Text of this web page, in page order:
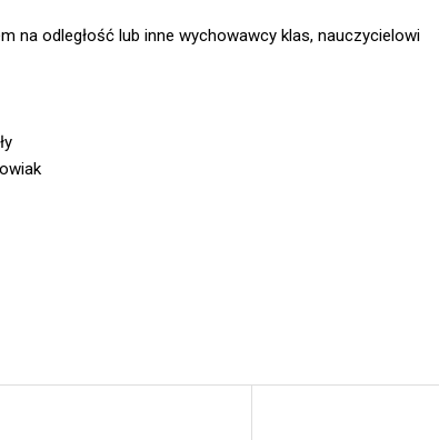
na odległość lub inne wychowawcy klas, nauczycielowi